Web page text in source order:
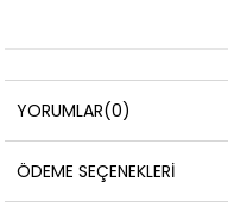
YORUMLAR(0)
ÖDEME SEÇENEKLERI